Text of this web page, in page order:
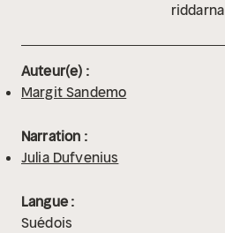
riddarna
Auteur(e) :
Margit Sandemo
Narration :
Julia Dufvenius
Langue :
Suédois